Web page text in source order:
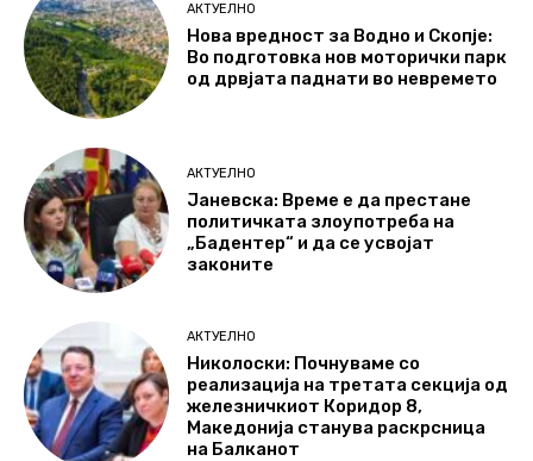
АКТУЕЛНО
Нова вредност за Водно и Скопје:
Во подготовка нов моторички парк
од дрвјата паднати во невремето
АКТУЕЛНО
Јаневска: Време е да престане
политичката злоупотреба на
„Бадентер“ и да се усвојат
законите
АКТУЕЛНО
Николоски: Почнуваме со
реализација на третата секција од
железничкиот Коридор 8,
Македонија станува раскрсница
на Балканот